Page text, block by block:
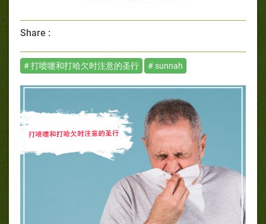
Share :
# 打喷嚏和打哈欠时注意的圣行 # sunnah